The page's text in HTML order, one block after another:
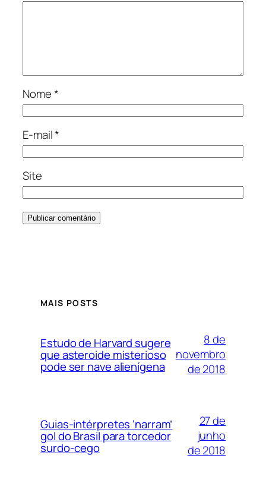
Nome*
E-mail*
Site
MAIS POSTS
Estudo de Harvard sugere
que asteroide misterioso
pode ser nave alienígena
8 de
novembro
de 2018
Guias-intérpretes ‘narram’
gol do Brasil para torcedor
surdo-cego
27 de
junho
de 2018